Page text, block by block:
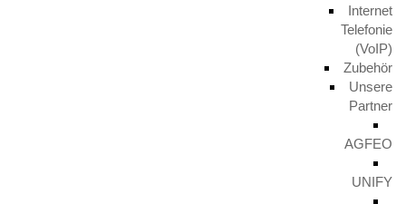
Internet
Telefonie
(VoIP)
Zubehör
Unsere
Partner
AGFEO
UNIFY